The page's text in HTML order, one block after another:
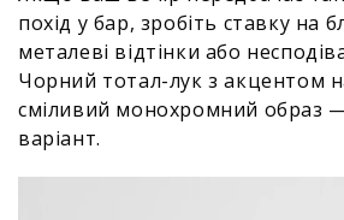
похід у бар, зробіть ставку на
металеві відтінки або
Чорний тотал-лук з акцентом
сміливий монохромний образ
варіант.